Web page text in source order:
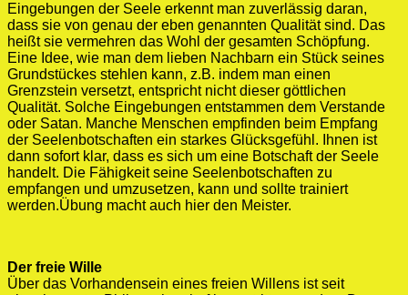
Eingebungen der Seele erkennt man zuverlässig daran,
dass sie von genau der eben genannten Qualität sind. Das
heißt sie vermehren das Wohl der gesamten Schöpfung.
Eine Idee, wie man dem lieben Nachbarn ein Stück seines
Grundstückes stehlen kann, z.B. indem man einen
Grenzstein versetzt, entspricht nicht dieser göttlichen
Qualität. Solche Eingebungen entstammen dem Verstande
oder Satan. Manche Menschen empfinden beim Empfang
der Seelenbotschaften ein starkes Glücksgefühl. Ihnen ist
dann sofort klar, dass es sich um eine Botschaft der Seele
handelt. Die Fähigkeit seine Seelenbotschaften zu
empfangen und umzusetzen, kann und sollte trainiert
werden.Übung macht auch hier den Meister.
Der freie Wille
Über das Vorhandensein eines freien Willens ist seit